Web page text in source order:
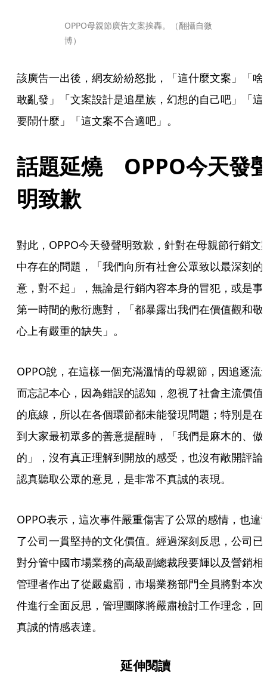
OPPO母親節廣告文案挨轟。（翻攝自微
博）
該廣告一出後，網友紛紛怒批，「這什麼文案」「啥
敢亂發」「文案設計是追星族，幻想的自己吧」「這
要鬧什麼」「這文案不合適吧」。
話題延燒　OPPO今天發
明致歉
對此，OPPO今天發聲明致歉，針對在母親節行銷文
中存在的問題，「我們向所有社會公眾致以最深刻的
意，對不起」，無論是行銷內容本身的冒犯，或是事
第一時間的敷衍應對，「都暴露出我們在價值觀和敬
心上有嚴重的缺失」。
OPPO說，在這樣一個充滿溫情的母親節，因追逐流
而忘記本心，因為錯誤的認知，忽視了社會主流價值
的底線，所以在各個環節都未能發現問題；特別是在
到大家最初眾多的善意提醒時，「我們是麻木的、傲
的」，沒有真正理解到開放的感受，也沒有敞開評論
認真聽取公眾的意見，是非常不真誠的表現。
OPPO表示，這次事件嚴重傷害了公眾的感情，也違
了公司一貫堅持的文化價值。經過深刻反思，公司已
對分管中國市場業務的高級副總裁段要輝以及營銷相
管理者作出了從嚴處罰，市場業務部門全員將對本次
件進行全面反思，管理團隊將嚴肅檢討工作理念，回
真誠的情感表達。
延伸閱讀